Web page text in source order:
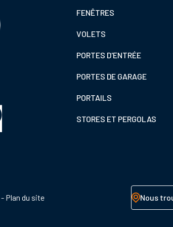
Footer
de
FENÊTRES
VOLETS
PORTES D'ENTRÉE
PORTES DE GARAGE
PORTAILS
STORES ET PERGOLAS
Plan du site Nous